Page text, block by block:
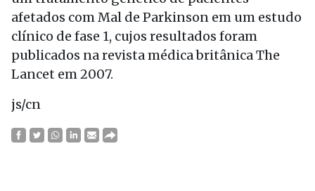
afetados com Mal de Parkinson em um estudo
clínico de fase 1, cujos resultados foram
publicados na revista médica britânica The
Lancet em 2007.
js/cn